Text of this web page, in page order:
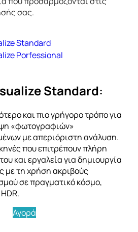
σας.
Standard
Porfessional
Standard:
και πιο γρήγορο τρόπο για
«φωτογραφιών»
με απεριόριστη ανάλυση.
που επιτρέπουν πλήρη
και εργαλεία για δημιουργία
με τη χρήση ακριβούς
σε πραγματικό κόσμο,
Αγορά